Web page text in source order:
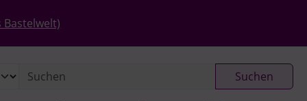
Bastelwelt)
Suchen